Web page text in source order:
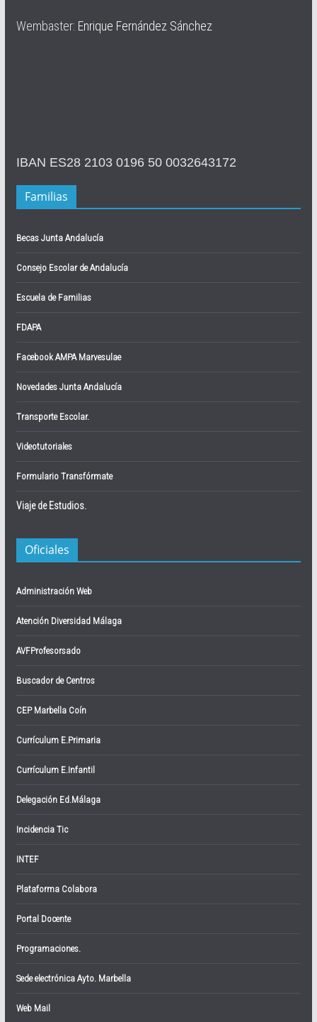
Wembaster: Enrique Fernández Sánchez
IBAN ES28 2103 0196 50 0032643172
Familias
Becas Junta Andalucía
Consejo Escolar de Andalucía
Escuela de Familias
FDAPA
Facebook AMPA Marvesulae
Novedades Junta Andalucía
Transporte Escolar.
Videotutoriales
Formulario Transfórmate
Viaje de Estudios.
Oficiales
Administración Web
Atención Diversidad Málaga
AVFProfesorsado
Buscador de Centros
CEP Marbella Coín
Currículum E.Primaria
Currículum E.Infantil
Delegación Ed.Málaga
Incidencia Tic
INTEF
Plataforma Colabora
Portal Docente
Programaciones.
Sede electrónica Ayto. Marbella
Web Mail